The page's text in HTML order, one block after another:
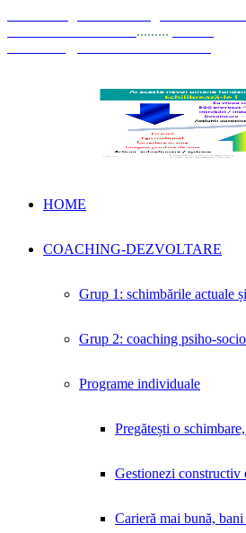
.........
HOME
COACHING-DEZVOLTARE
Grup 1: schimbările actuale
Grup 2: coaching psiho-
Programe individuale
Pregătești o
Gestionezi constructiv
Carieră mai bună,